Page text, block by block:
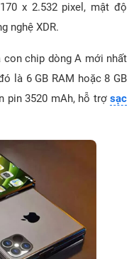
x 2.532 pixel, mật độ
nghệ XDR.
con chip dòng A mới nhất
là 6 GB RAM hoặc 8 GB
pin 3520 mAh, hỗ trợ sạc